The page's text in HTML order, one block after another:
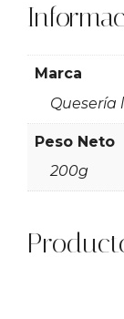
Marca
Quesería
Peso Neto
200g